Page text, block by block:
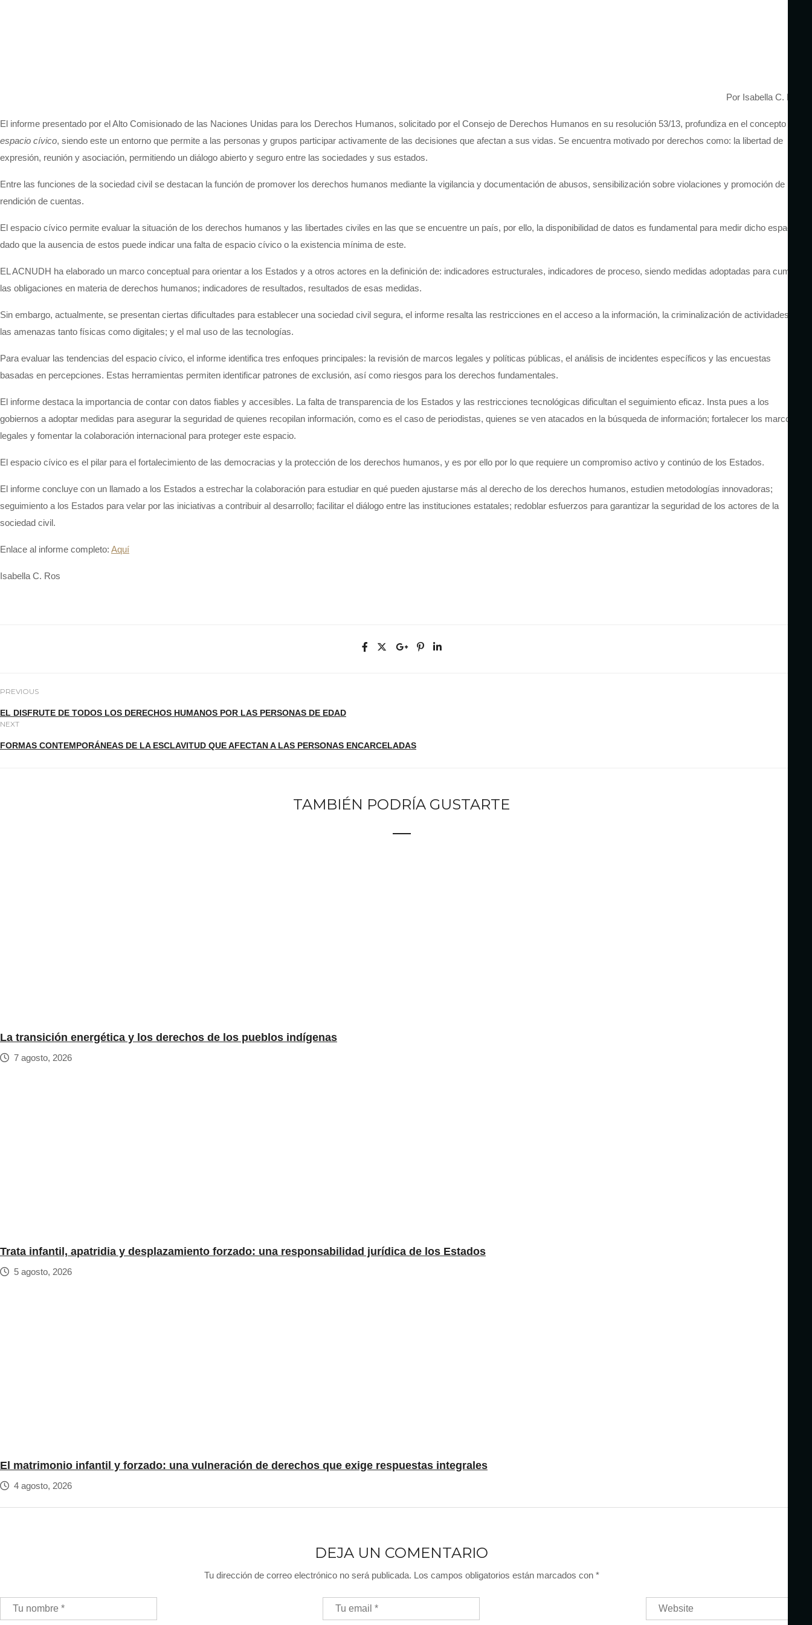
Por Isabella C. Ros
El informe presentado por el Alto Comisionado de las Naciones Unidas para los Derechos Humanos, solicitado por el Consejo de Derechos Humanos en su resolución 53/13, profundiza en el concepto de
espacio cívico, siendo este un entorno que permite a las personas y grupos participar activamente de las decisiones que afectan a sus vidas. Se encuentra motivado por derechos como: la libertad de
expresión, reunión y asociación, permitiendo un diálogo abierto y seguro entre las sociedades y sus estados.
Entre las funciones de la sociedad civil se destacan la función de promover los derechos humanos mediante la vigilancia y documentación de abusos, sensibilización sobre violaciones y promoción de la
rendición de cuentas.
El espacio cívico permite evaluar la situación de los derechos humanos y las libertades civiles en las que se encuentre un país, por ello, la disponibilidad de datos es fundamental para medir dicho espacio
dado que la ausencia de estos puede indicar una falta de espacio cívico o la existencia mínima de este.
EL ACNUDH ha elaborado un marco conceptual para orientar a los Estados y a otros actores en la definición de: indicadores estructurales, indicadores de proceso, siendo medidas adoptadas para cumplir
las obligaciones en materia de derechos humanos; indicadores de resultados, resultados de esas medidas.
Sin embargo, actualmente, se presentan ciertas dificultades para establecer una sociedad civil segura, el informe resalta las restricciones en el acceso a la información, la criminalización de actividades y
las amenazas tanto físicas como digitales; y el mal uso de las tecnologías.
Para evaluar las tendencias del espacio cívico, el informe identifica tres enfoques principales: la revisión de marcos legales y políticas públicas, el análisis de incidentes específicos y las encuestas
basadas en percepciones. Estas herramientas permiten identificar patrones de exclusión, así como riesgos para los derechos fundamentales.
El informe destaca la importancia de contar con datos fiables y accesibles. La falta de transparencia de los Estados y las restricciones tecnológicas dificultan el seguimiento eficaz. Insta pues a los
gobiernos a adoptar medidas para asegurar la seguridad de quienes recopilan información, como es el caso de periodistas, quienes se ven atacados en la búsqueda de información; fortalecer los marcos
legales y fomentar la colaboración internacional para proteger este espacio.
El espacio cívico es el pilar para el fortalecimiento de las democracias y la protección de los derechos humanos, y es por ello por lo que requiere un compromiso activo y continúo de los Estados.
El informe concluye con un llamado a los Estados a estrechar la colaboración para estudiar en qué pueden ajustarse más al derecho de los derechos humanos, estudien metodologías innovadoras;
seguimiento a los Estados para velar por las iniciativas a contribuir al desarrollo; facilitar el diálogo entre las instituciones estatales; redoblar esfuerzos para garantizar la seguridad de los actores de la
sociedad civil.
Enlace al informe completo: Aquí
Isabella C. Ros
PREVIOUS
EL DISFRUTE DE TODOS LOS DERECHOS HUMANOS POR LAS PERSONAS DE EDAD
NEXT
FORMAS CONTEMPORÁNEAS DE LA ESCLAVITUD QUE AFECTAN A LAS PERSONAS ENCARCELADAS
TAMBIÉN PODRÍA GUSTARTE
La transición energética y los derechos de los pueblos indígenas
7 agosto, 2026
Trata infantil, apatridia y desplazamiento forzado: una responsabilidad jurídica de los Estados
5 agosto, 2026
El matrimonio infantil y forzado: una vulneración de derechos que exige respuestas integrales
4 agosto, 2026
DEJA UN COMENTARIO
Tu dirección de correo electrónico no será publicada. Los campos obligatorios están marcados con *